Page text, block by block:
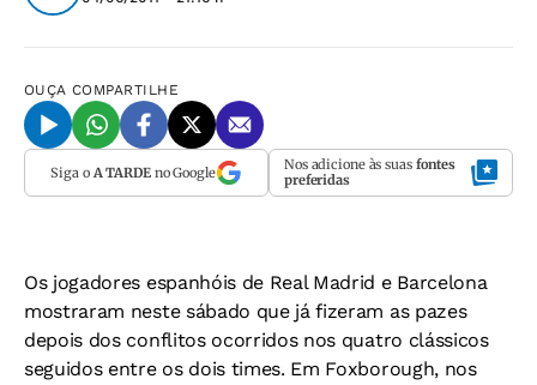
OUÇA COMPARTILHE
Siga o A TARDEno Google Nos adicione às suas fontes
preferidas
Os jogadores espanhóis de Real Madrid e Barcelona
mostraram neste sábado que já fizeram as pazes
depois dos conflitos ocorridos nos quatro clássicos
seguidos entre os dois times. Em Foxborough, nos